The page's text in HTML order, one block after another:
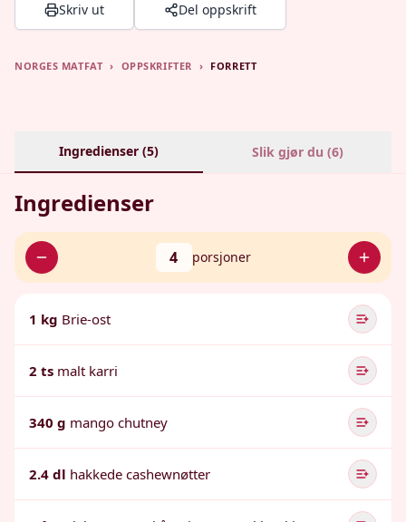
Skriv ut Del oppskrift
NORGES MATFAT › OPPSKRIFTER › FORRETT
Ingredienser (5) Slik gjør du (6)
Ingredienser
4 porsjoner
1 kg Brie-ost
2 ts malt karri
340 g mango chutney
2.4 dl hakkede cashewnøtter